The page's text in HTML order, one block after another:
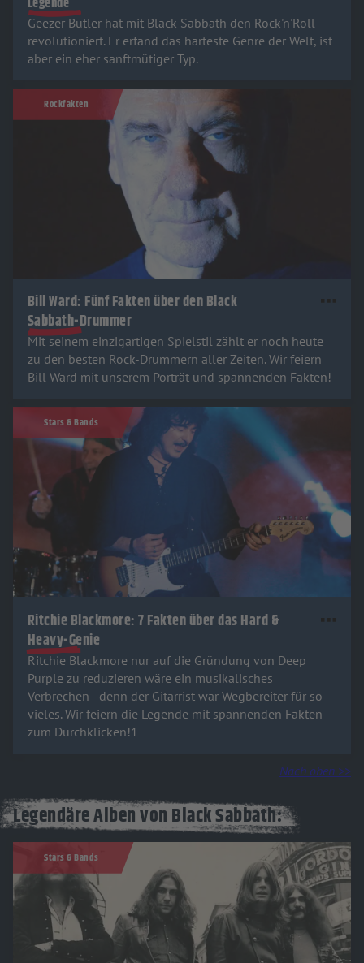
Geezer Butler hat mit Black Sabbath den Rock'n'Roll
revolutioniert. Er erfand das härteste Genre der Welt, ist
aber ein eher sanftmütiger Typ.
Rockfakten
Bill Ward: Fünf Fakten über den Black
Sabbath-Drummer
Mit seinem einzigartigen Spielstil zählt er noch heute
zu den besten Rock-Drummern aller Zeiten. Wir feiern
Bill Ward mit unserem Porträt und spannenden Fakten!
Stars & Bands
Ritchie Blackmore: 7 Fakten über das Hard &
Heavy-Genie
Ritchie Blackmore nur auf die Gründung von Deep
Purple zu reduzieren wäre ein musikalisches
Verbrechen - denn der Gitarrist war Wegbereiter für so
vieles. Wir feiern die Legende mit spannenden Fakten
zum Durchklicken!1
Nach oben >>
Legendäre Alben von Black Sabbath:
Stars & Bands